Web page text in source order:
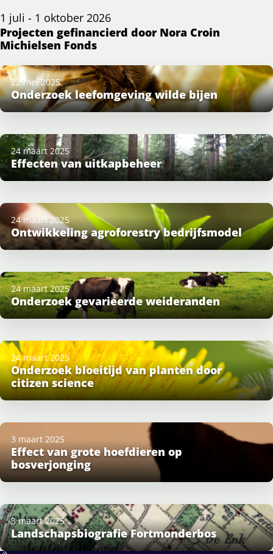
1 juli - 1 oktober 2026
Projecten gefinancierd door Nora Croin
Michielsen Fonds
Onderzoek leefomgeving wilde bijen
22 mei 2025
Effecten van uitkapbeheer
24 maart 2025
Ontwikkeling agroforestry bedrijfsmodel
24 maart 2025
Onderzoek gevarieerde weideranden
24 maart 2025
Onderzoek bloeitijd van planten door
citizen science
24 maart 2025
Effect van grote hoefdieren op
bosverjonging
3 maart 2025
Landschapsbiografie Fortmonderbos
3 maart 2025